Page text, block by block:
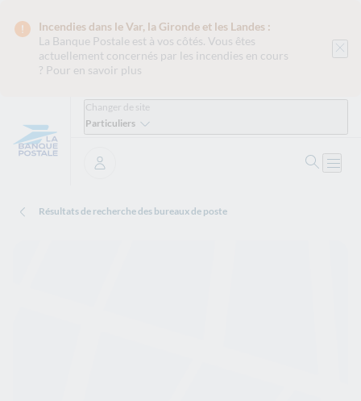
Incendies dans le Var, la Gironde et les Landes :
La Banque Postale est à vos côtés. Vous êtes
actuellement concernés par les incendies en cours
? Pour en savoir plus
Changer de site
Particuliers
Se connecter
Résultats de recherche des bureaux de poste